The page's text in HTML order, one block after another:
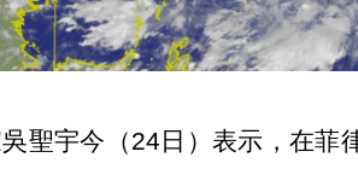
聖宇今（24日）表示，在菲